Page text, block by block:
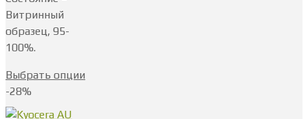
Витринный
образец, 95-
100%.
Выбрать опции
-28%